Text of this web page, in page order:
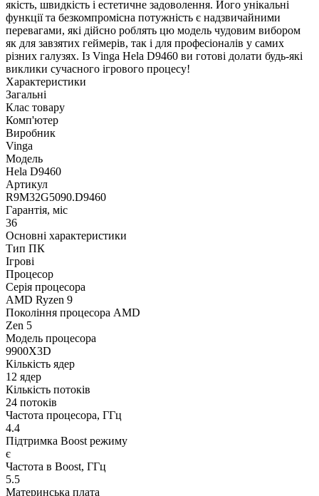
якість, швидкість і естетичне задоволення. Його унікальні
функції та безкомпромісна потужність є надзвичайними
перевагами, які дійсно роблять цю модель чудовим вибором
як для завзятих геймерів, так і для професіоналів у самих
різних галузях. Із Vinga Hela D9460 ви готові долати будь-які
виклики сучасного ігрового процесу!
Характеристики
Загальні
Клас товару
Комп'ютер
Виробник
Vinga
Модель
Hela D9460
Артикул
R9M32G5090.D9460
Гарантія, міс
36
Основні характеристики
Тип ПК
Ігрові
Процесор
Серія процесора
AMD Ryzen 9
Покоління процесора AMD
Zen 5
Модель процесора
9900X3D
Кількість ядер
12 ядер
Кількість потоків
24 потоків
Частота процесора, ГГц
4.4
Підтримка Boost режиму
є
Частота в Boost, ГГц
5.5
Материнська плата